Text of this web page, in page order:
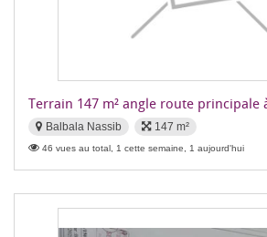
Terrain 147 m² angle route principale
Balbala Nassib 147 m²
46 vues au total, 1 cette semaine, 1 aujourd'hui